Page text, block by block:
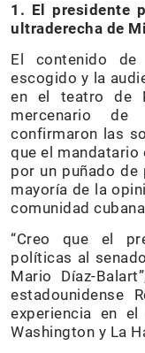
1. El presidente
ultraderecha de
El contenido de
escogido y la
en el teatro de
mercenario de
confirmaron las
que el mandatario
por un puñado de
mayoría de la
comunidad
“Creo que el
políticas al
Mario Díaz-
estadounidense
experiencia en
Washington y La